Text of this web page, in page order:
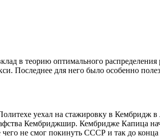
в теорию оптимального
Последнее для него было особенно
уехал на стажировку в Кембридж
Кембриджшир. Кембридже Капица
не смог покинуть СССР и так до